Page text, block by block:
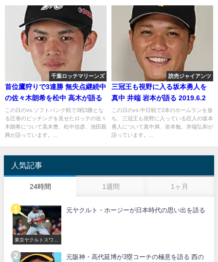
千葉ロッテマリーンズ
首位鷹狩りで3連勝 無失点継続中
の佐々木朗希を松中 高木が語る
この日のvs.ソフトバンク戦で3戦3勝とな
る圧巻のピッチングを見せたロッテの佐々
木朗希について高木豊、松中信彦、池田親
興が語っています。...
読売ジャイアンツ
三冠王も視野に入る坂本勇人を
真中 井端 岩本が語る 2019.6.2
この日のvs.中日戦で2本のホームランを放
ち、三冠王も視野に入っている巨人の坂本
勇人について真中満、岩本勉、井端弘和が
語っています。...
人気記事
24時間 1週間 1ヶ月
東京ヤクルトスワロ
元ヤクルト・ホージーが日本時代の思い出を語る
元阪神・高代延博が3塁コーチの極意を語る 西の